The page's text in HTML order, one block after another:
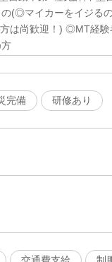
(◎マイカーをイジる
方は尚歓迎！) ◎MT経
完備 研修あり
交通費支給 制